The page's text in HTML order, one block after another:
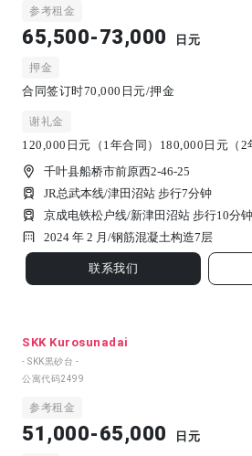
参考租金
65,500-73,000 日元
押金
合同签订时70,000日元/押金
谢礼金
120,000日元（1年合同）180,000日元（
千叶县船桥市前原西2-46-25
JR总武本线/津田沼站 步行7分钟
京成电铁松户线/新津田沼站 步行10分钟
2024 年 2 月/钢筋混凝土构造7 层
联系我们
SKK Kurosunadai
- SKK黒砂台 -
公寓代码2499
参考租金
51,000-65,000 日元